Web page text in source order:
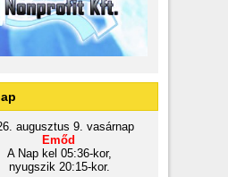
augusztus 9. vasárnap
Emőd
A Nap kel 05:36-kor,
nyugszik 20:15-kor.